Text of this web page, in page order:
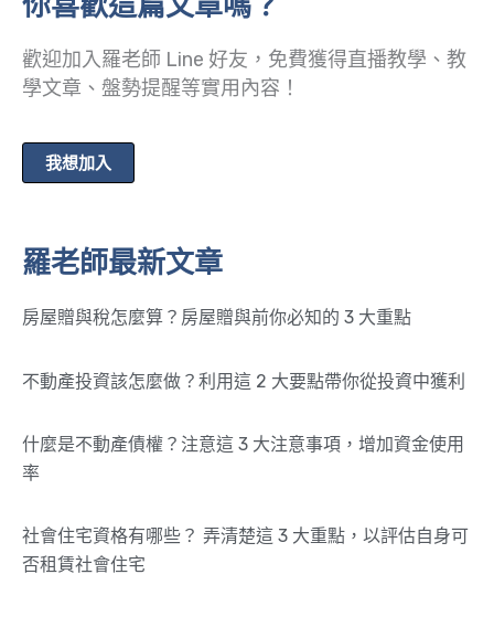
歡迎加入羅老師 Line 好友，免費獲得直播教學、教
學文章、盤勢提醒等實用內容！
我想加入
羅老師最新文章
房屋贈與稅怎麼算？房屋贈與前你必知的 3 大重點
不動產投資該怎麼做？利用這 2 大要點帶你從投資中獲利
什麼是不動產債權？注意這 3 大注意事項，增加資金使用
率
社會住宅資格有哪些？ 弄清楚這 3 大重點，以評估自身可
否租賃社會住宅